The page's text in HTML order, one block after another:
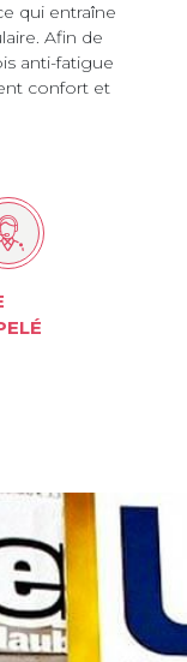
qui entraîne
Afin de
anti-fatigue
confort et